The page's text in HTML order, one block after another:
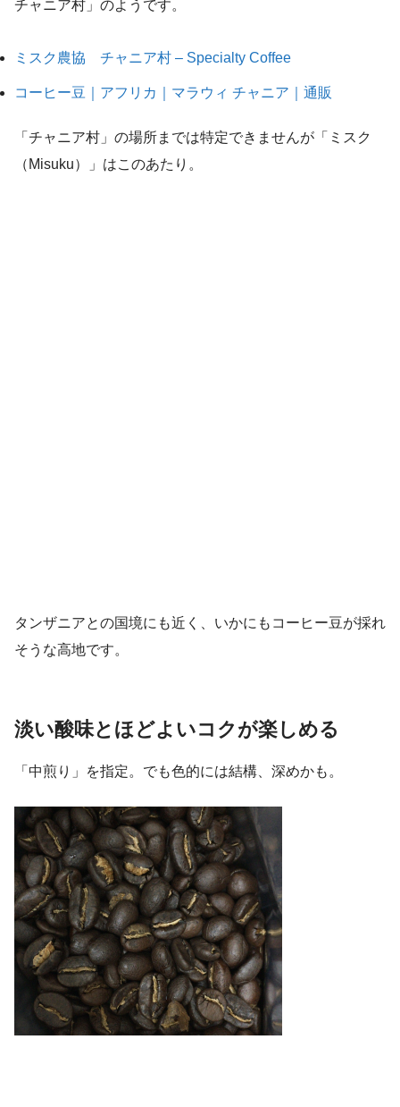
チャニア村」のようです。
ミスク農協 チャニア村 – Specialty Coffee
コーヒー豆｜アフリカ｜マラウィ チャニア｜通販
「チャニア村」の場所までは特定できませんが「ミスク
（Misuku）」はこのあたり。
タンザニアとの国境にも近く、いかにもコーヒー豆が採れ
そうな高地です。
淡い酸味とほどよいコクが楽しめる
「中煎り」を指定。でも色的には結構、深めかも。